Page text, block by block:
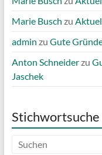
Marie Busch zu
admin zu Gute
Anton Schneiderzu
Jaschek